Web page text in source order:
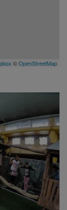
©OpenStreetMap